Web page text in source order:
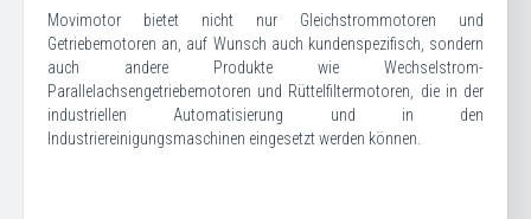
Movimotor bietet nicht nur Gleichstrommotoren und
Getriebemotoren an, auf Wunsch auch kundenspezifisch, sondern
auch andere Produkte wie Wechselstrom-
Parallelachsengetriebemotoren und Rüttelfiltermotoren, die in der
industriellen Automatisierung und in den
Industriereinigungsmaschinen eingesetzt werden können.